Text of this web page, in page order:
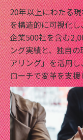
20年以上にわたる
を構造的に可視化
企業500社を含む
ング実績と、独自
アリング」を活用
ローチで変革を支援